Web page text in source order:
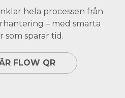
hela processen från
– med smarta
sparar tid.
FLOW QR